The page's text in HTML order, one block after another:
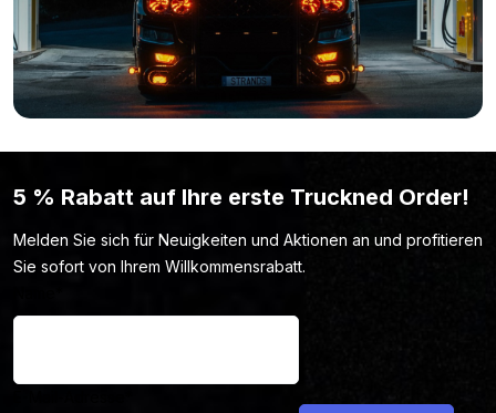
5 % Rabatt auf Ihre erste Truckned Order!
Melden Sie sich für Neuigkeiten und Aktionen an und profitieren
Sie sofort von Ihrem Willkommensrabatt.